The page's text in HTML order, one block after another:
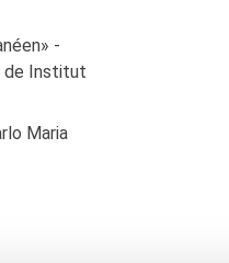
-
de Institut
Maria